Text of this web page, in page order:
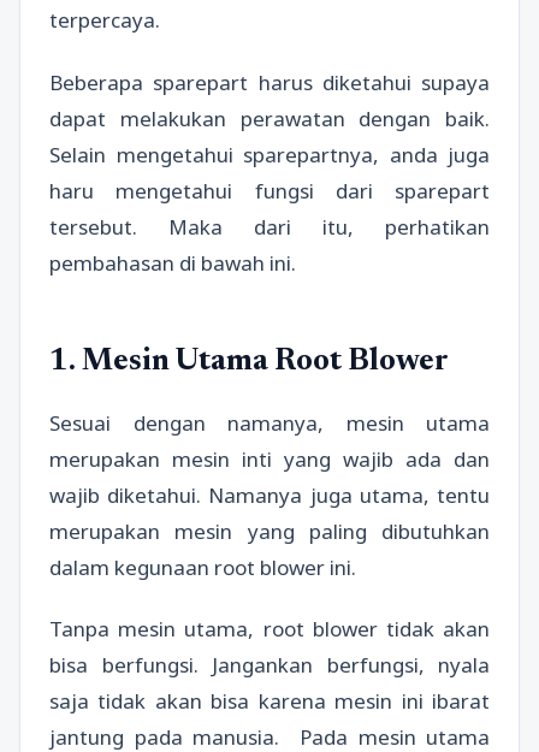
terpercaya.
Beberapa sparepart harus diketahui supaya
dapat melakukan perawatan dengan baik.
Selain mengetahui sparepartnya, anda juga
haru mengetahui fungsi dari sparepart
tersebut. Maka dari itu, perhatikan
pembahasan di bawah ini.
1. Mesin Utama Root Blower
Sesuai dengan namanya, mesin utama
merupakan mesin inti yang wajib ada dan
wajib diketahui. Namanya juga utama, tentu
merupakan mesin yang paling dibutuhkan
dalam kegunaan root blower ini.
Tanpa mesin utama, root blower tidak akan
bisa berfungsi. Jangankan berfungsi, nyala
saja tidak akan bisa karena mesin ini ibarat
jantung pada manusia. Pada mesin utama